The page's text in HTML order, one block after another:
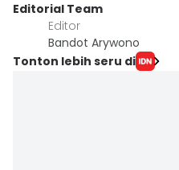
Editorial Team
Editor
Bandot Arywono
Tonton lebih seru di